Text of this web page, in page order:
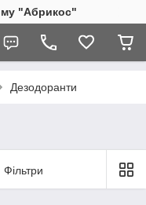
"Абрикос"
Дезодоранти
Фільтри